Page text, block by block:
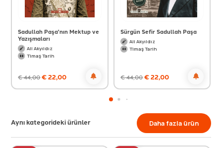
Sadullah Paşa'nın Mektup ve
Yazışmaları
Ali Akyıldız
Timaş Tarih
€44,00€22,00
Sürgün Sefir Sadullah Paşa
Ali Akyıldız
Timaş Tarih
€44,00€22,00
Aynı kategorideki ürünler Daha fazla ürün